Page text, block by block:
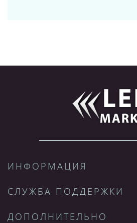
ИНФОРМАЦИЯ
СЛУЖБА ПОДДЕРЖКИ
ДОПОЛНИТЕЛЬНО